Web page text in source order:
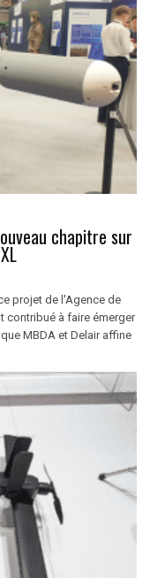
chapitre sur
projet de l'Agence de
contribué à faire émerger
MBDA et Delair affine